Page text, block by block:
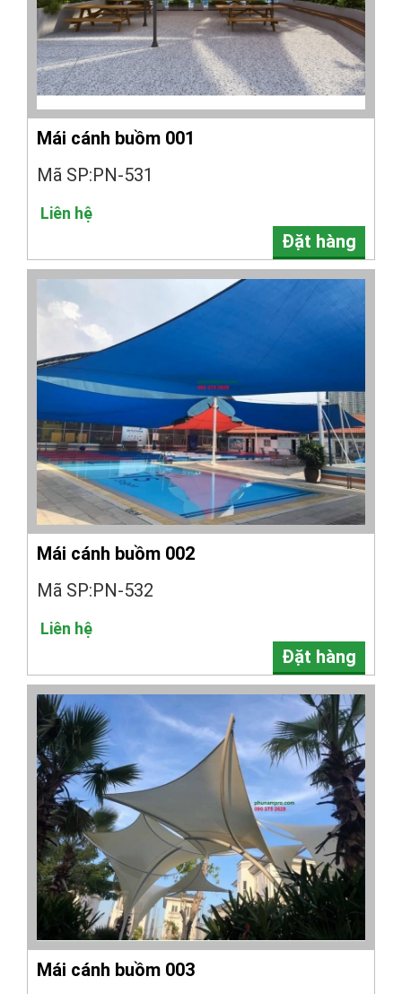
Mái cánh buồm 001
Mã SP:PN-531
Liên hệ
Đặt hàng
Mái cánh buồm 002
Mã SP:PN-532
Liên hệ
Đặt hàng
Mái cánh buồm 003